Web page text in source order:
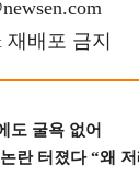
배포 금지
도 굴욕 없어
란 터졌다 “왜